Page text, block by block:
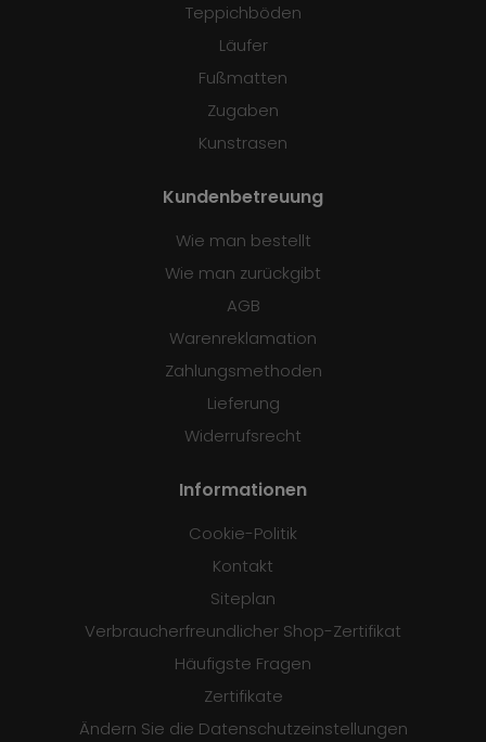
Teppichböden
Läufer
Fußmatten
Zugaben
Kunstrasen
Kundenbetreuung
Wie man bestellt
Wie man zurückgibt
AGB
Warenreklamation
Zahlungsmethoden
Lieferung
Widerrufsrecht
Informationen
Cookie-Politik
Kontakt
Siteplan
Verbraucherfreundlicher Shop-Zertifikat
Häufigste Fragen
Zertifikate
Ändern Sie die Datenschutzeinstellungen